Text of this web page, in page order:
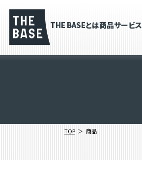
THE BASEとは商品サービス
TOP 商品